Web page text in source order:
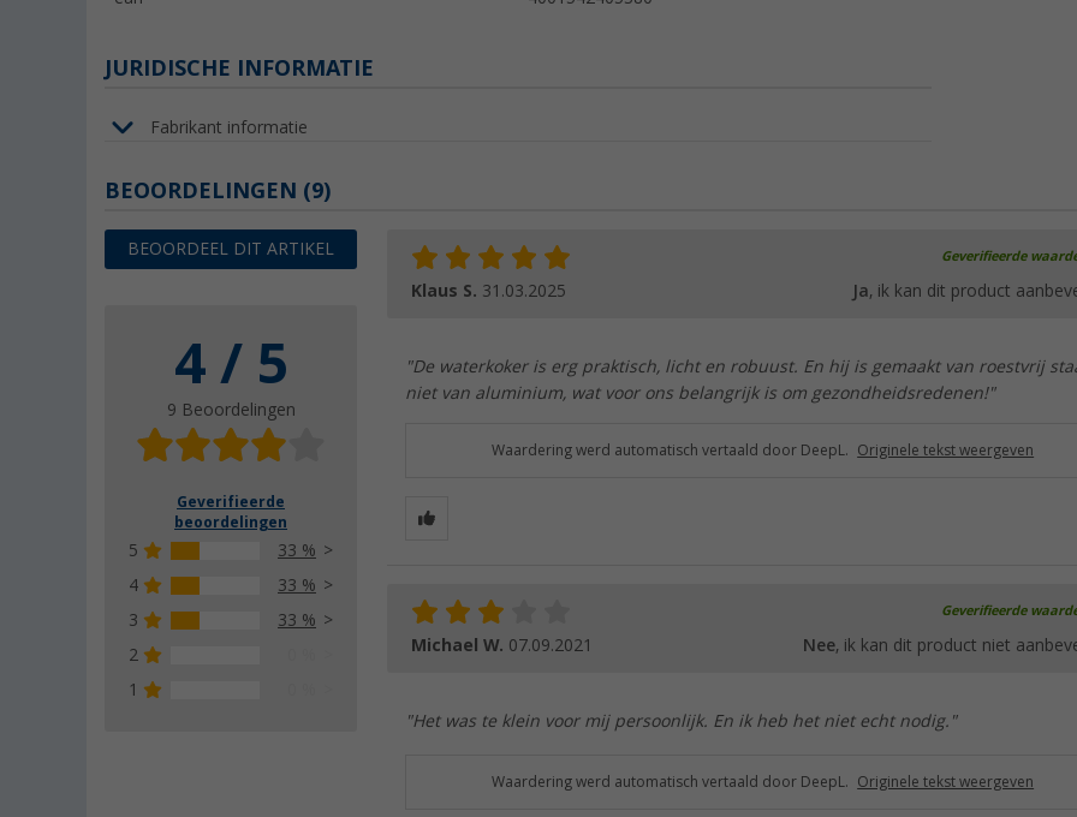
JURIDISCHE INFORMATIE
Fabrikant informatie
BEOORDELINGEN (9)
BEOORDEEL DIT ARTIKEL
4 / 5
9 Beoordelingen
Geverifieerde
beoordelingen
5
33 %
4
33 %
3
33 %
2
1
Geverifieerde
Klaus S. 31.03.2025 Ja, ik kan dit product
"De waterkoker is erg praktisch, licht en robuust. En hij is gemaakt van roestvrij
niet van aluminium, wat voor ons belangrijk is om gezondheidsredenen!"
Waardering werd automatisch vertaald door DeepL. Originele tekst weergeven
Geverifieerde
Michael W. 07.09.2021 Nee, ik kan dit product niet
"Het was te klein voor mij persoonlijk. En ik heb het niet echt nodig."
Waardering werd automatisch vertaald door DeepL. Originele tekst weergeven